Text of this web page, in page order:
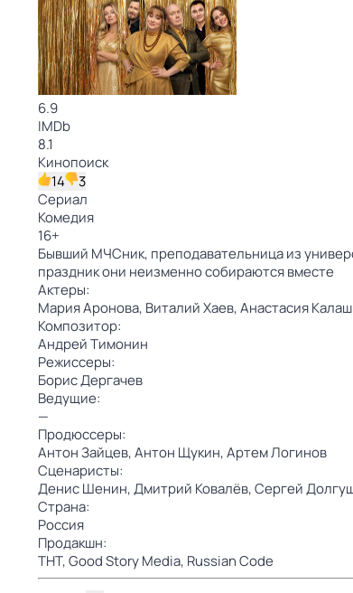
6.9
IMDb
8.1
Кинопоиск
14
3
Сериал
Комедия
16+
Бывший МЧСник, преподавательница из
праздник они неизменно собираются вместе
Актеры:
Мария Аронова, Виталий Хаев,Анастасия
Композитор:
Андрей Тимонин
Режиссеры:
Борис Дергачев
Ведущие:
—
Продюссеры:
Антон Зайцев,Антон Щукин,Артем Логинов
Сценаристы:
Денис Шенин,Дмитрий Ковалёв,Сергей
Страна:
Россия
Продакшн:
ТНТ,Good Story Media, Russian Code